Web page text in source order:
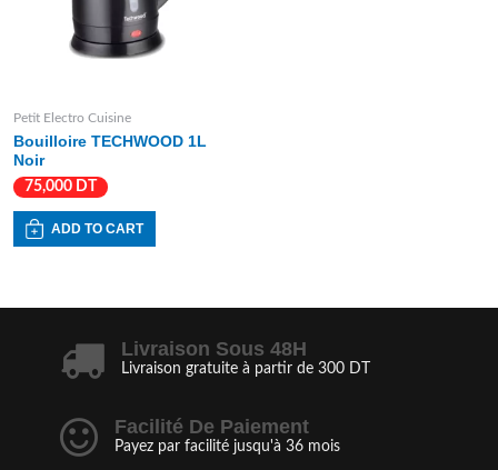
Petit Electro Cuisine
Bouilloire TECHWOOD 1L
Noir
75,000 DT
ADD TO CART
Livraison Sous 48H
Livraison gratuite à partir de 300 DT
Facilité De Paiement
Payez par facilité jusqu'à 36 mois